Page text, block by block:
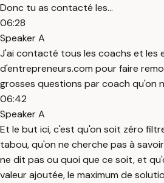
Donc tu as contacté les...
06:28
Speaker A
J'ai contacté tous les coachs et les
d'entrepreneurs.com pour faire
grosses questions par coach qu'on
06:42
Speaker A
Et le but ici, c'est qu'on soit zéro
tabou, qu'on ne cherche pas à
ne dit pas ou quoi que ce soit, et
valeur ajoutée, le maximum de